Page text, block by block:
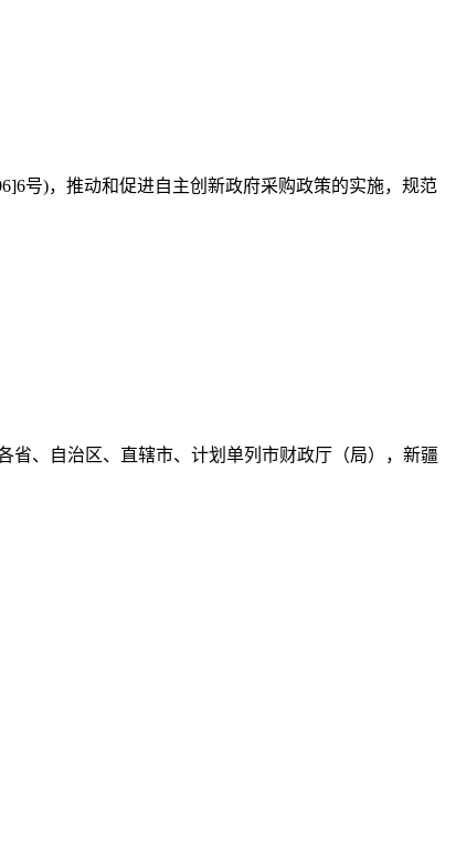
号)，推动和促进自主创新政府采购政策的实施，规范
省、自治区、直辖市、计划单列市财政厅（局），新疆